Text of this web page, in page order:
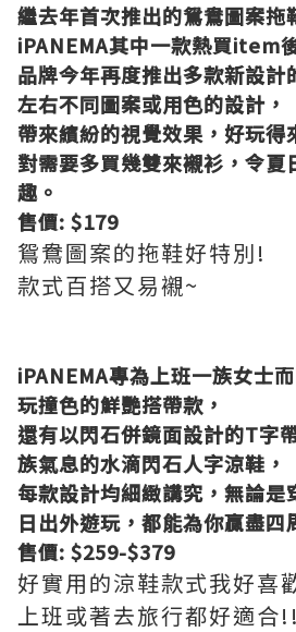
繼去年首次推出的鴛鴦圖案拖
iPANEMA其中一款熱買item
品牌今年再度推出多款新設計
左右不同圖案或用色的設計，
帶來繽紛的視覺效果，好玩得
對需要多買幾雙來襯衫，令夏
趣。
售價: $179
鴛鴦圖案的拖鞋好特別!
款式百搭又易襯~
iPANEMA專為上班一族女士
玩撞色的鮮艷搭帶款，
還有以閃石併鏡面設計的T字
族氣息的水滴閃石人字涼鞋，
每款設計均細緻講究，無論是
日出外遊玩，都能為你贏盡四
售價: $259-$379
好實用的涼鞋款式我好喜
上班或著去旅行都好適合!!